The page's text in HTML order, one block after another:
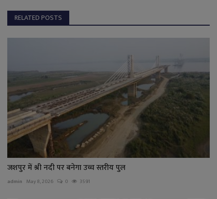
RELATED POSTS
जशपुर में श्री नदी पर बनेगा उच्च स्तरीय पुल
admin May 8, 2026 0 3591